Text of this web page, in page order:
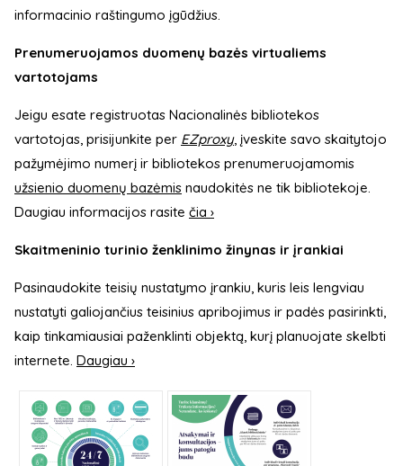
informacinio raštingumo įgūdžius.
Prenumeruojamos duomenų bazės virtualiems
vartotojams
Jeigu esate registruotas Nacionalinės bibliotekos
vartotojas, prisijunkite per EZproxy, įveskite savo skaitytojo
pažymėjimo numerį ir bibliotekos prenumeruojamomis
užsienio duomenų bazėmis naudokitės ne tik bibliotekoje.
Daugiau informacijos rasite čia ›
Skaitmeninio turinio ženklinimo žinynas ir įrankiai
Pasinaudokite teisių nustatymo įrankiu, kuris leis lengviau
nustatyti galiojančius teisinius apribojimus ir padės pasirinkti,
kaip tinkamiausiai paženklinti objektą, kurį planuojate skelbti
internete. Daugiau ›